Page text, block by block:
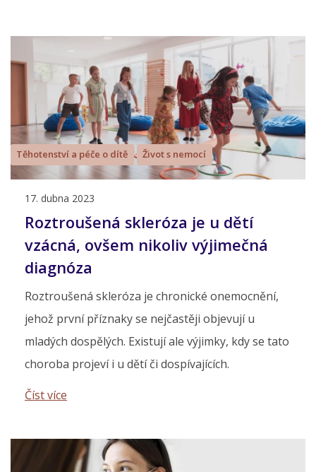
Těhotenství a péče o dítě Život s nemocí
17. dubna 2023
Roztroušená skleróza je u dětí
vzácná, ovšem nikoliv výjimečná
diagnóza
Roztroušená skleróza je chronické onemocnění,
jehož první příznaky se nejčastěji objevují u
mladých dospělých. Existují ale výjimky, kdy se tato
choroba projeví i u dětí či dospívajících.
Číst více